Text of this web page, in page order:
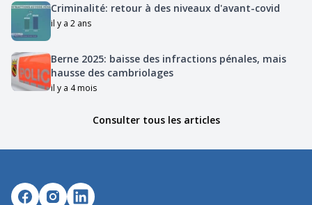
Criminalité: retour à des niveaux d'avant-covid
il y a 2 ans
Berne 2025: baisse des infractions pénales, mais
hausse des cambriolages
il y a 4 mois
Consulter tous les articles